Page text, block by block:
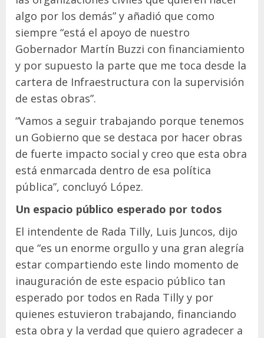
algo por los demás” y añadió que como
siempre “está el apoyo de nuestro
Gobernador Martín Buzzi con financiamiento
y por supuesto la parte que me toca desde la
cartera de Infraestructura con la supervisión
de estas obras”.
“Vamos a seguir trabajando porque tenemos
un Gobierno que se destaca por hacer obras
de fuerte impacto social y creo que esta obra
está enmarcada dentro de esa política
pública”, concluyó López.
Un espacio público esperado por todos
El intendente de Rada Tilly, Luis Juncos, dijo
que “es un enorme orgullo y una gran alegría
estar compartiendo este lindo momento de
inauguración de este espacio público tan
esperado por todos en Rada Tilly y por
quienes estuvieron trabajando, financiando
esta obra y la verdad que quiero agradecer a